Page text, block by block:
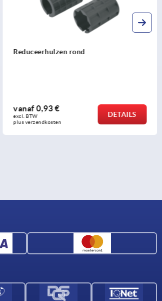
Verende drukstukken met
vanaf5,69 €
excl. BTW
plus verzendkosten
DETAILS